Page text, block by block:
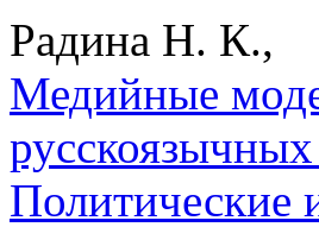
Радина Н. К.,
Медийные
Политические